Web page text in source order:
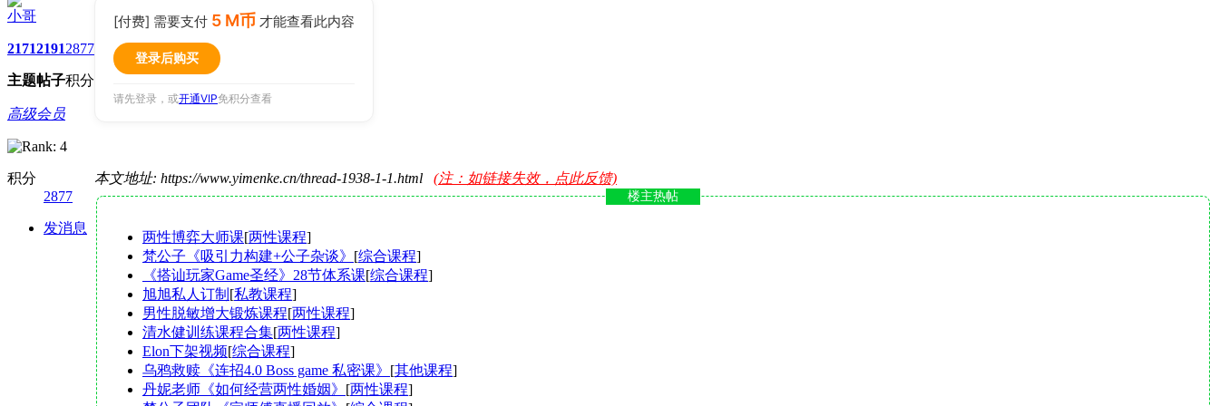
小哥
2171
主题
2191
帖子
2877
积分
高级会员
积分
2877
发消息
[付费] 需要支付 5 M币 才能查看此内容
登录后购买
请先登录，或开通VIP免积分查看
本文地址: https://www.yimenke.cn/thread-1938-1-1.html (注：如链接失效，点此反馈)
楼主热帖
两性博弈大师课[两性课程]
梵公子《吸引力构建+公子杂谈》 [综合课程]
《搭讪玩家Game圣经》28节体系课[综合课程]
旭旭私人订制 [私教课程]
男性脱敏增大锻炼课程[两性课程]
清水健训练课程合集[两性课程]
Elon下架视频[综合课程]
乌鸦救赎《连招4.0 Boss game 私密课》 [其他课程]
丹妮老师《如何经营两性婚姻》 [两性课程]